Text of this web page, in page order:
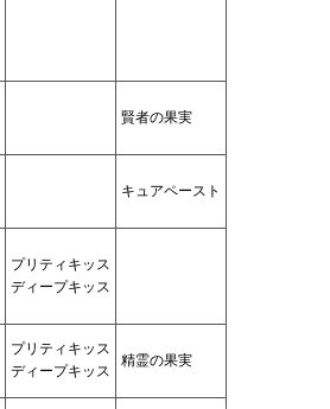
賢者の果実
キュアペースト
プリティキッス
ディープキッス
プリティキッス
ディープキッス
精霊の果実